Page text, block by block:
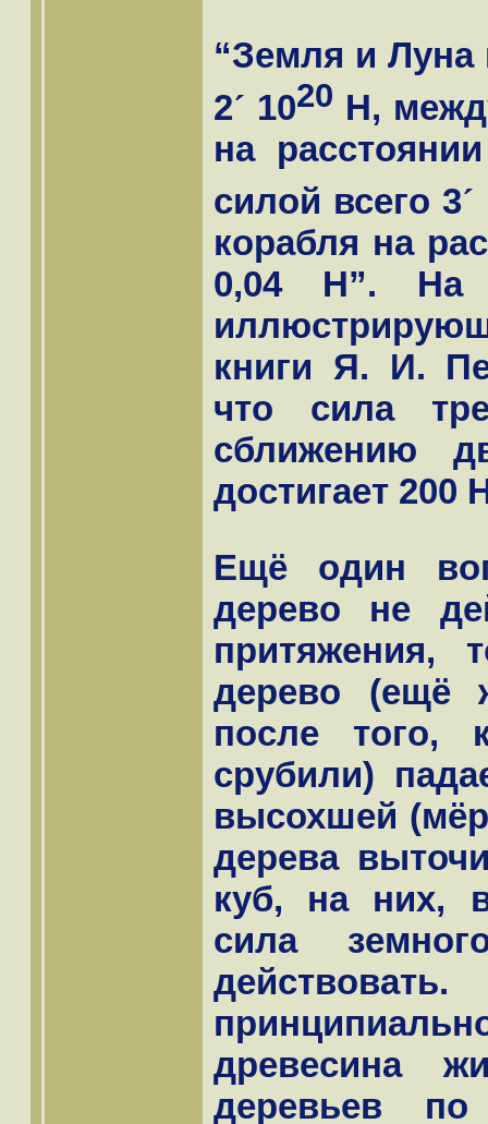
“Земля и Луна
2´ 1020 Н,
на
силой всего 3´
корабля на
0,04 Н”. На
книги Я. И.
что сила
сближению
достигает 200
Ещё один
дерево не
притяжения,
дерево (ещё
после того,
срубили)
высохшей
дерева
куб, на них,
сила
древесина
деревьев